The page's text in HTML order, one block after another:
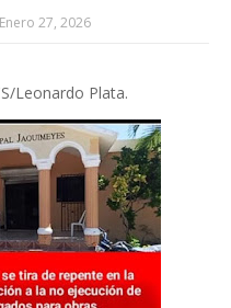
Enero 27, 2026
Leonardo Plata.